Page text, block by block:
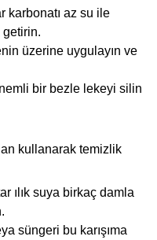
karbonatı az su ile
getirin.
üzerine uygulayın ve
bir bezle lekeyi silin
kullanarak temizlik
ılık suya birkaç damla
süngeri bu karışıma